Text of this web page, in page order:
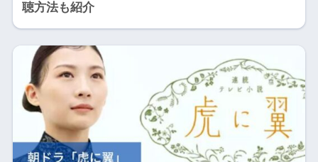
聴方法も紹介